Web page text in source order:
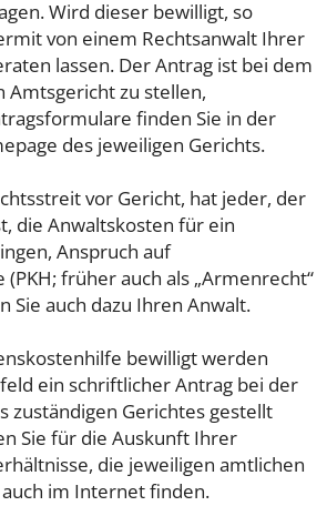
Wird dieser bewilligt, so
von einem Rechtsanwalt Ihrer
lassen. Der Antrag ist bei dem
Amtsgericht zu stellen,
finden Sie in der
des jeweiligen Gerichts.
vor Gericht, hat jeder, der
die Anwaltskosten für ein
Anspruch auf
früher auch als „Armenrecht“
Sie auch dazu Ihren Anwalt.
bewilligt werden
ein schriftlicher Antrag bei der
zuständigen Gerichtes gestellt
Sie für die Auskunft Ihrer
die jeweiligen amtlichen
im Internet finden.